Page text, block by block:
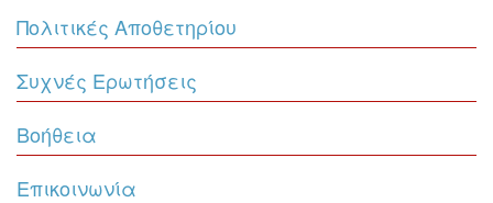
Πολιτικές Αποθετηρίου
Συχνές Ερωτήσεις
Βοήθεια
Επικοινωνία